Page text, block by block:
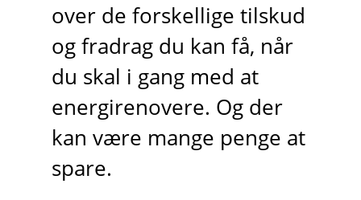
over de forskellige tilskud
og fradrag du kan få, når
du skal i gang med at
energirenovere. Og der
kan være mange penge at
spare.